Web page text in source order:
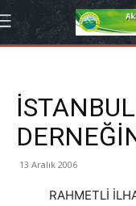
13 Aralık 2006
RAHMETLİ